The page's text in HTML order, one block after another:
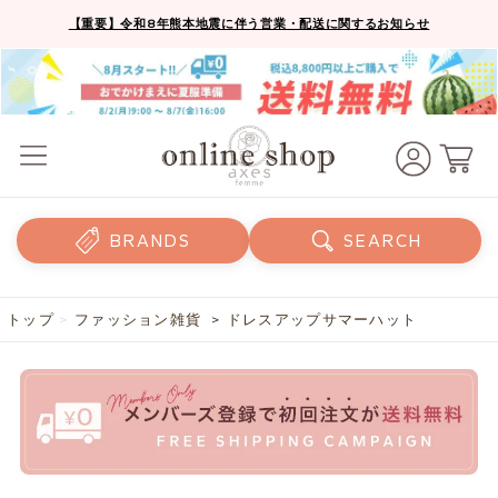
【重要】令和8年熊本地震に伴う営業・配送に関するお知らせ
BRANDS SEARCH
トップ > ファッション雑貨 > ドレスアップサマーハット